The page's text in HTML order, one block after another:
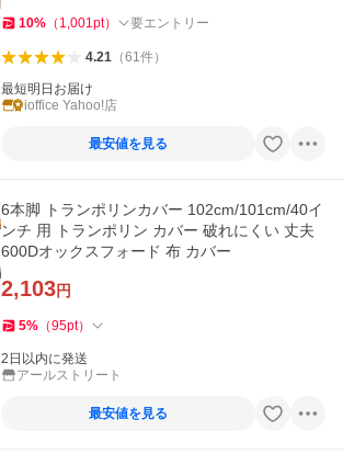
10% （ 1,001pt） 要エントリー
4.21（61件）
最短明日お届け
ioffice Yahoo!店
最安値を見る
6本脚 トランポリンカバー 102cm/101cm/40イ
ンチ 用 トランポリン カバー 破れにくい 丈夫
600Dオックスフォード 布 カバー
2,103円
5% （95pt）
2日以内に発送
アールストリート
最安値を見る